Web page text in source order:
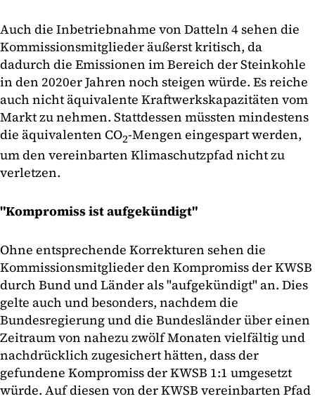
Auch die Inbetriebnahme von Datteln 4 sehen die
Kommissionsmitglieder äußerst kritisch, da
dadurch die Emissionen im Bereich der Steinkohle
in den 2020er Jahren noch steigen würde. Es reiche
auch nicht äquivalente Kraftwerkskapazitäten vom
Markt zu nehmen. Stattdessen müssten mindestens
die äquivalenten CO2-Mengen eingespart werden,
um den vereinbarten Klimaschutzpfad nicht zu
verletzen.
"Kompromiss ist aufgekündigt"
Ohne entsprechende Korrekturen sehen die
Kommissionsmitglieder den Kompromiss der KWSB
durch Bund und Länder als "aufgekündigt" an. Dies
gelte auch und besonders, nachdem die
Bundesregierung und die Bundesländer über einen
Zeitraum von nahezu zwölf Monaten vielfältig und
nachdrücklich zugesichert hätten, dass der
gefundene Kompromiss der KWSB 1:1 umgesetzt
würde. Auf diesen von der KWSB vereinbarten Pfad